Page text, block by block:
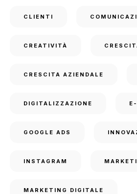
CLIENTI
CREATIVITÀ
CRESCITA AZIENDALE
DIGITALIZZAZIONE
GOOGLE ADS
INSTAGRAM
MARKETING DIGITALE